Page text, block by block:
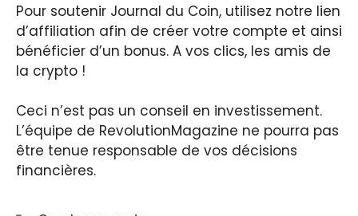
Pour soutenir Journal du Coin, utilisez notre lien
d’affiliation afin de créer votre compte et ainsi
bénéficier d’un bonus. A vos clics, les amis de
la crypto !
Ceci n’est pas un conseil en investissement.
L’équipe de RevolutionMagazine ne pourra pas
être tenue responsable de vos décisions
financières.